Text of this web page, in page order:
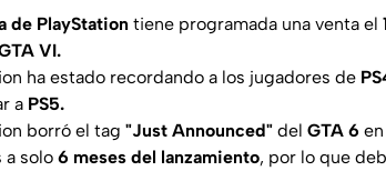
de PlayStation tiene programada una venta el
VI.
ha estado recordando a los jugadores de
a PS5.
borró el tag "Just Announced" del GTA 6
a solo 6 meses del lanzamiento, por lo que